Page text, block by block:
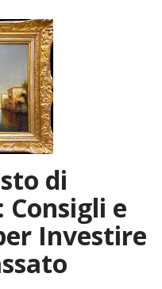
di
e
Investire